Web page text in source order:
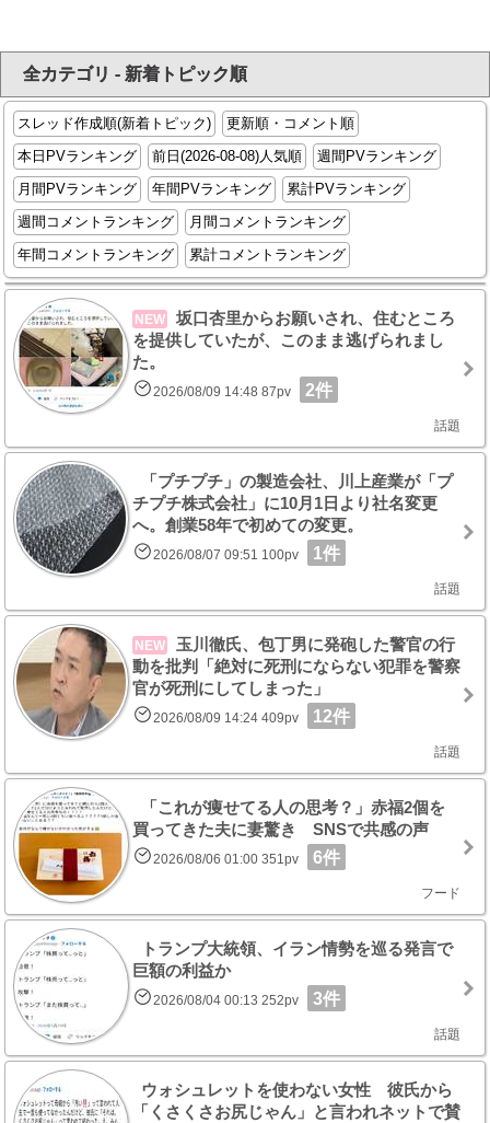
全カテゴリ - 新着トピック順
スレッド作成順(新着トピック)
更新順・コメント順
本日PVランキング
前日(2026-08-08)人気順
週間PVランキング
月間PVランキング
年間PVランキング
累計PVランキング
週間コメントランキング
月間コメントランキング
年間コメントランキング
累計コメントランキング
NEW
坂口杏里からお願いされ、住むところ
を提供していたが、このまま逃げられまし
た。
2026/08/09 14:48 87pv 2件
話題
「プチプチ」の製造会社、川上産業が「プ
チプチ株式会社」に10月1日より社名変更
へ。創業58年で初めての変更。
2026/08/07 09:51 100pv 1件
話題
NEW
玉川徹氏、包丁男に発砲した警官の行
動を批判「絶対に死刑にならない犯罪を警察
官が死刑にしてしまった」
2026/08/09 14:24 409pv 12件
話題
「これが痩せてる人の思考？」赤福2個を
買ってきた夫に妻驚き SNSで共感の声
2026/08/06 01:00 351pv 6件
フード
トランプ大統領、イラン情勢を巡る発言で
巨額の利益か
2026/08/04 00:13 252pv 3件
話題
ウォシュレットを使わない女性 彼氏から
「くさくさお尻じゃん」と言われネットで賛